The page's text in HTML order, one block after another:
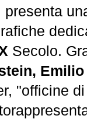
Secolo.
Emilio
"officine